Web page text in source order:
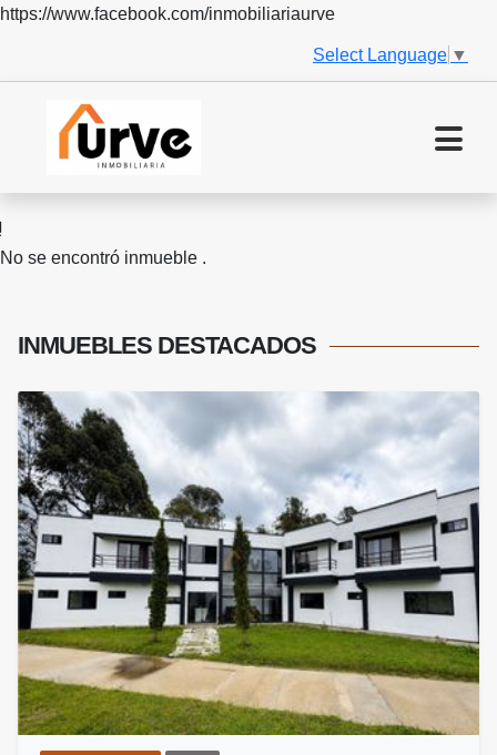
https://www.facebook.com/inmobiliariaurve
Select Language ▼
No se encontró inmueble .
INMUEBLES DESTACADOS